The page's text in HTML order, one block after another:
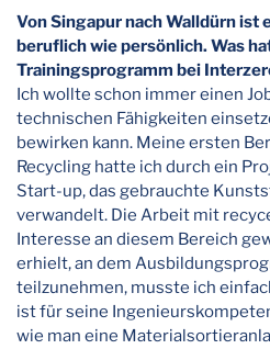
Von Singapur nach Walldürn ist
beruflich wie persönlich. Was
Trainingsprogramm bei
Ich wollte schon immer einen
technischen Fähigkeiten
bewirken kann. Meine ersten
Recycling hatte ich durch ein
Start-up, das gebrauchte
verwandelt. Die Arbeit mit
Interesse an diesem Bereich
erhielt, an dem
teilzunehmen, musste ich
ist für seine
wie man eine